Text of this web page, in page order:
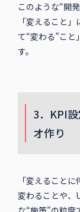
このような“開
「変えること
て“変わる”こと
す。
3．KPI
オ作り
「変えること
変わることや、